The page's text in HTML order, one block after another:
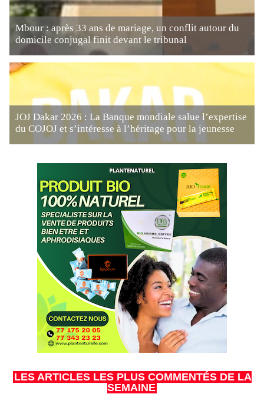
Mbour : après 33 ans de mariage, un conflit autour du
domicile conjugal finit devant le tribunal
JOJ Dakar 2026 : La Banque mondiale salue l’expertise
du COJOJ et s’intéresse à l’héritage pour la jeunesse
LES ARTICLES LES PLUS COMMENTÉS DE LA
SEMAINE